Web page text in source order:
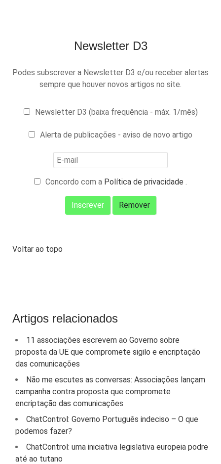
Newsletter D3
Podes subscrever a Newsletter D3 e/ou receber alertas
sempre que houver novos artigos no site.
Newsletter D3 (baixa frequência - máx. 1/mês)
Alerta de publicações - aviso de novo artigo
Concordo com a Política de privacidade
Voltar ao topo
Artigos relacionados
11 associações escrevem ao Governo sobre
proposta da UE que compromete sigilo e encriptação
das comunicações
Não me escutes as conversas: Associações lançam
campanha contra proposta que compromete
encriptação das comunicações
ChatControl: Governo Português indeciso – O que
podemos fazer?
ChatControl: uma iniciativa legislativa europeia podre
até ao tutano